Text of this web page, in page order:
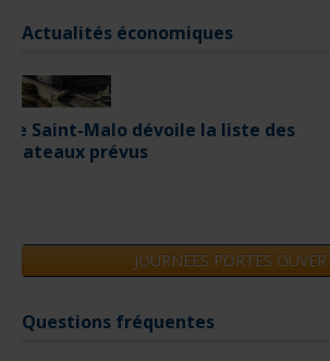
Actualités économiques